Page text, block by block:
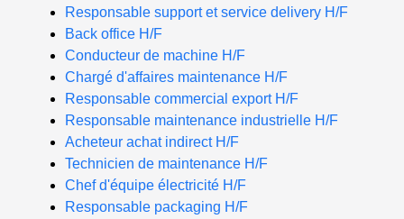
Responsable support et service delivery H/F
Back office H/F
Conducteur de machine H/F
Chargé d'affaires maintenance H/F
Responsable commercial export H/F
Responsable maintenance industrielle H/F
Acheteur achat indirect H/F
Technicien de maintenance H/F
Chef d'équipe électricité H/F
Responsable packaging H/F